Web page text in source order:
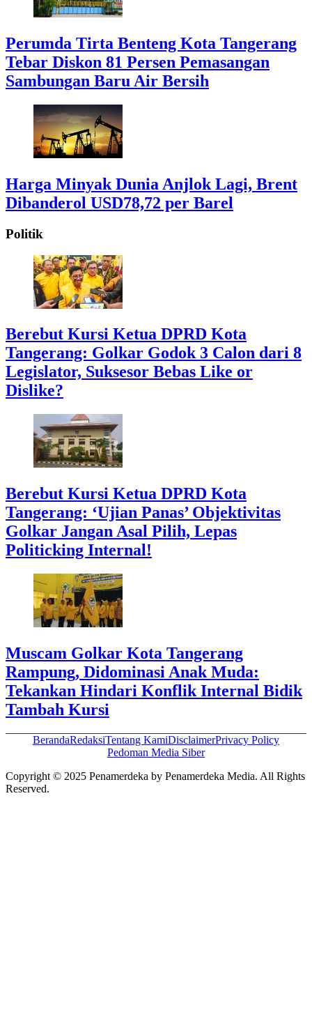
Perumda Tirta Benteng Kota Tangerang
Tebar Diskon 81 Persen Pemasangan
Sambungan Baru Air Bersih
Harga Minyak Dunia Anjlok Lagi, Brent
Dibanderol USD78,72 per Barel
Politik
Berebut Kursi Ketua DPRD Kota
Tangerang: Golkar Godok 3 Calon dari 8
Legislator, Suksesor Bebas Like or
Dislike?
Berebut Kursi Ketua DPRD Kota
Tangerang: ‘Ujian Panas’ Objektivitas
Golkar Jangan Asal Pilih, Lepas
Politicking Internal!
Muscam Golkar Kota Tangerang
Rampung, Didominasi Anak Muda:
Tekankan Hindari Konflik Internal Bidik
Tambah Kursi
BerandaRedaksiTentang KamiDisclaimerPrivacy Policy
Pedoman Media Siber
Copyright © 2025 Penamerdeka by Penamerdeka Media. All Rights
Reserved.